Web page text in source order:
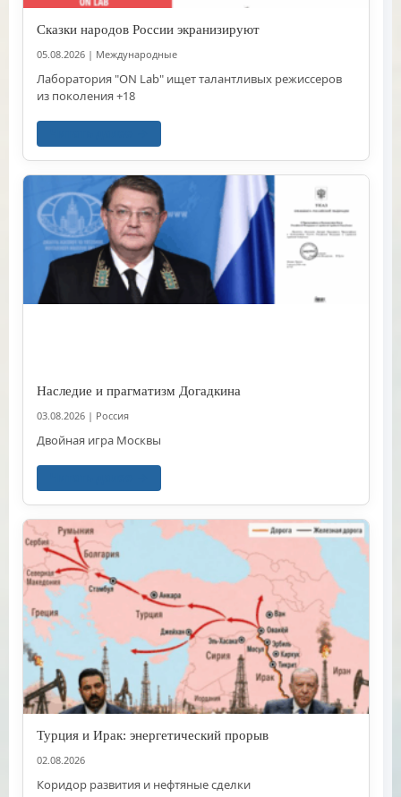
Сказки народов России экранизируют
05.08.2026 | Международные
Лаборатория "ON Lab" ищет талантливых режиссеров
из поколения +18
Наследие и прагматизм Догадкина
03.08.2026 | Россия
Двойная игра Москвы
Турция и Ирак: энергетический прорыв
02.08.2026
Коридор развития и нефтяные сделки